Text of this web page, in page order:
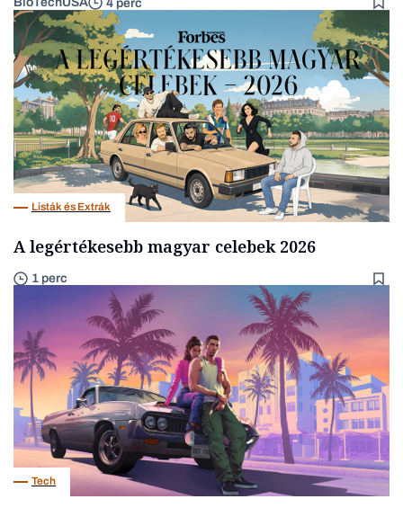
4 perc
Listák és Extrák
A legértékesebb magyar celebek 2026
1 perc
Tech